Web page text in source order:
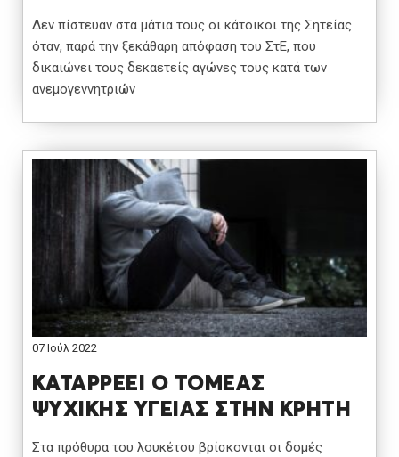
Δεν πίστευαν στα μάτια τους οι κάτοικοι της Σητείας
όταν, παρά την ξεκάθαρη απόφαση του ΣτΕ, που
δικαιώνει τους δεκαετείς αγώνες τους κατά των
ανεμογεννητριών
07 Ιούλ 2022
ΚΑΤΑΡΡΕΕΙ Ο ΤΟΜΕΑΣ
ΨΥΧΙΚΗΣ ΥΓΕΙΑΣ ΣΤΗΝ ΚΡΗΤΗ
Στα πρόθυρα του λουκέτου βρίσκονται οι δομές